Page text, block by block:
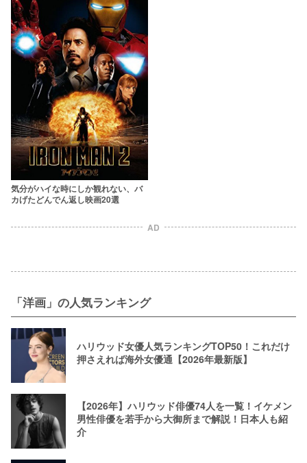
気分がハイな時にしか観れない、バ
カげたどんでん返し映画20選
AD
「洋画」の人気ランキング
ハリウッド女優人気ランキングTOP50！これだけ
押さえれば海外女優通【2026年最新版】
【2026年】ハリウッド俳優74人を一覧！イケメン
男性俳優を若手から大御所まで解説！日本人も紹
介